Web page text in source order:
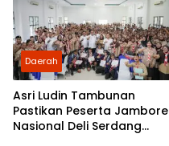
Daerah
Asri Ludin Tambunan
Pastikan Peserta Jambore
Nasional Deli Serdang